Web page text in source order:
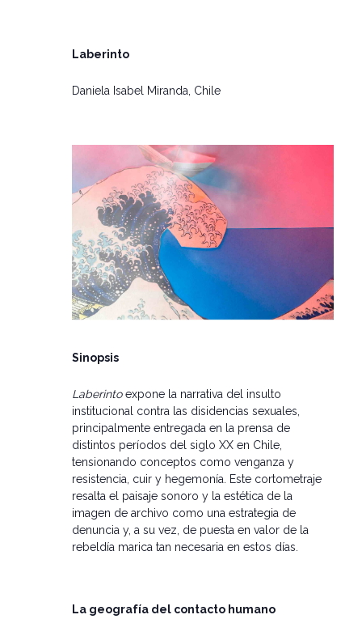
Laberinto
Daniela Isabel Miranda, Chile
Sinopsis
Laberintoexpone la narrativa del insulto
institucional contra las disidencias sexuales,
principalmente entregada en la prensa de
distintos períodos del siglo XX en Chile,
tensionando conceptos como venganza y
resistencia, cuir y hegemonía. Este cortometraje
resalta el paisaje sonoro y la estética de la
imagen de archivo como una estrategia de
denuncia y, a su vez, de puesta en valor de la
rebeldía marica tan necesaria en estos días.
La geografía del contacto humano